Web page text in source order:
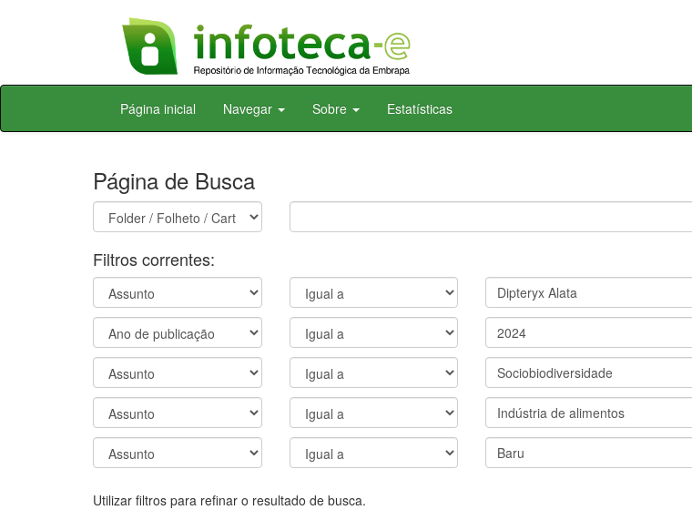
Skip
Página inicial Navegar Sobre Estatísticas
Página de Busca
Filtros correntes:
Utilizar filtros para refinar o resultado de busca.